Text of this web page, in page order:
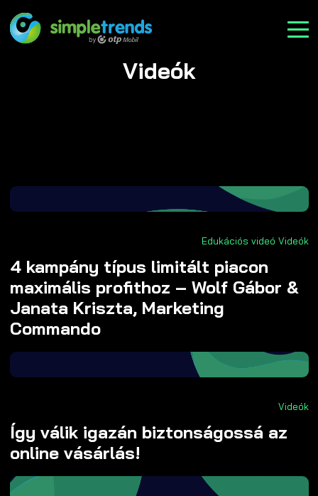
Videók
Edukációs videó Videók
4 kampány típus limitált piacon
maximális profithoz – Wolf Gábor &
Janata Kriszta, Marketing
Commando
Videók
Így válik igazán biztonságossá az
online vásárlás!